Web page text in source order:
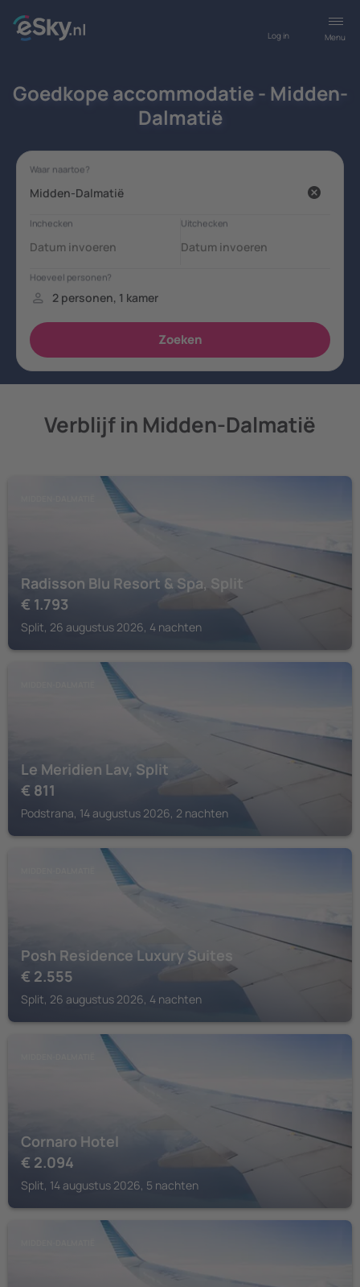
Menu
Log in
Goedkope accommodatie - Midden-
Dalmatië
Verblijf in Midden-Dalmatië
Radisson Blu Resort & Spa, Split
€ 1.793
Split, 26 augustus 2026, 4 nachten
Le Meridien Lav, Split
€ 811
Podstrana, 14 augustus 2026, 2 nachten
Posh Residence Luxury Suites
€ 2.555
Split, 26 augustus 2026, 4 nachten
Cornaro Hotel
€ 2.094
Split, 14 augustus 2026, 5 nachten